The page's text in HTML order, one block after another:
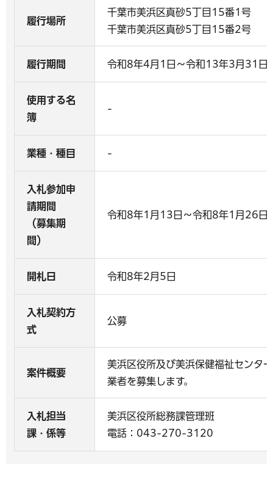
履行場所
千葉市美浜区真砂5丁目15番1号
千葉市美浜区真砂5丁目15番2号
履行期間 令和8年4月1日～令和13年3月31日
使用する名
簿
-
業種・種目 -
入札参加申
請期間
（募集期
間）
令和8年1月13日～令和8年1月26日
開札日 令和8年2月5日
入札契約方
式
公募
案件概要
美浜区役所及び美浜保健福祉センタ
業者を募集します。
入札担当
課・係等
美浜区役所総務課管理班
電話：043-270-3120